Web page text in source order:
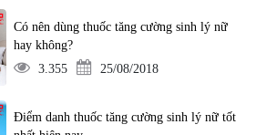
Có nên dùng thuốc tăng cường sinh lý nữ
hay không?
3.355
25/08/2018
Điểm danh thuốc tăng cường sinh lý nữ tốt